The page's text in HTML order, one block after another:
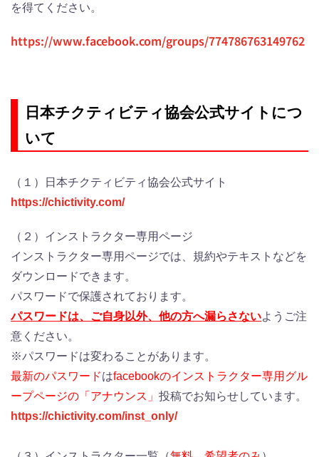
を得てください。
https://www.facebook.com/groups/774786763149762
日本チクティビティ協会公式サイトにつ
いて
（１）日本チクティビティ協会公式サイト
https://chictivity.com/
（２）インストラクター専用ページ
インストラクター専用ページでは、規約やテキストなどを
ダウンロードできます。
パスワードで保護されております。
パスワードは、ご自身以外、他の方へ漏らさないようご注
意ください。
※パスワードは変わることがあります。
最新のパスワードはfacebookのインストラクター専用グル
ープページの「アナウンス」 投稿でお知らせしています。
https://chictivity.com/inst_only/